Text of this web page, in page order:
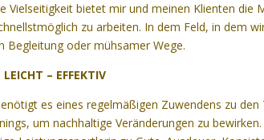
Vielseitigkeit bietet mir und meinen Klienten die
zu arbeiten. In dem Feld, in dem
Begleitung oder mühsamer Wege.
LEICHT – EFFEKTIV
es eines regelmäßigen Zuwendens zu
um nachhaltige Veränderungen zu